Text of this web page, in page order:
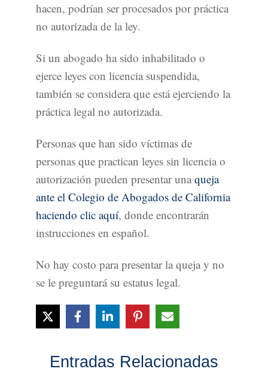
hacen, podrían ser procesados ​​por práctica
no autorizada de la ley.
Si un abogado ha sido inhabilitado o
ejerce leyes con licencia suspendida,
también se considera que está ejerciendo la
práctica legal no autorizada.
Personas que han sido víctimas de
personas que practican leyes sin licencia o
autorización pueden presentar una queja
ante el Colegio de Abogados de California
haciendo clic aquí, donde encontrarán
instrucciones en español.
No hay costo para presentar la queja y no
se le preguntará su estatus legal.
Entradas Relacionadas